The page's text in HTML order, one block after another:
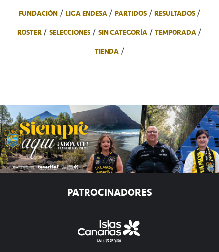
FUNDACIÓN
LIGA ENDESA PARTIDOS
RESULTADOS
ROSTER
SELECCIONES SIN CATEGORÍA
TEMPORADA
TIENDA
PATROCINADORES